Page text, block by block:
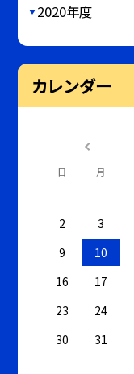
2020年度
カレンダー
日 月
2
3
9
10
16
17
23
24
30
31